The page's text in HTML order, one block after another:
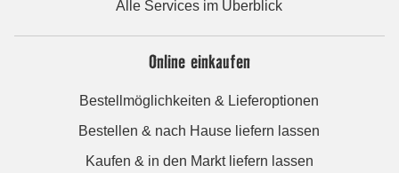
Alle Services im Überblick
Online einkaufen
Bestellmöglichkeiten & Lieferoptionen
Bestellen & nach Hause liefern lassen
Kaufen & in den Markt liefern lassen